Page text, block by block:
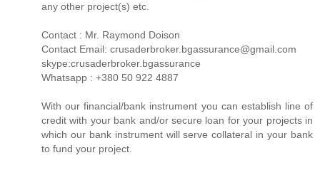
any other project(s) etc.
Contact : Mr. Raymond Doison
Contact Email: crusaderbroker.bgassurance@gmail.com
skype:crusaderbroker.bgassurance
Whatsapp : +380 50 922 4887
With our financial/bank instrument you can establish line of
credit with your bank and/or secure loan for your projects in
which our bank instrument will serve collateral in your bank
to fund your project.